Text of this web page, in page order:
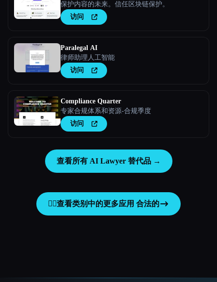
保护内容的未来。信任区块链保护。
访问
Paralegal AI
律师助理人工智能
访问
Compliance Quarter
专家合规体系和资源-合规季度
访问
查看所有 AI Lawyer 替代品 →
👩‍⚖️查看类别中的更多应用 合法的